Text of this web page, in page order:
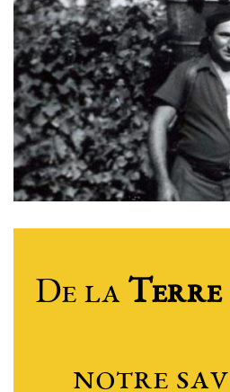
De la Terre
notre